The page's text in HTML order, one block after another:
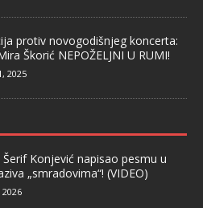
protiv novogodišnjeg koncerta:
Škorić NEPOŽELJNI U RUMI!
2025
Šerif Konjević napisao pesmu u
„smradovima“! (VIDEO)